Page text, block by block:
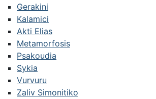
Gerakini
Kalamici
Akti Elias
Metamorfosis
Psakoudia
Sykia
Vurvuru
Zaliv Simonitiko